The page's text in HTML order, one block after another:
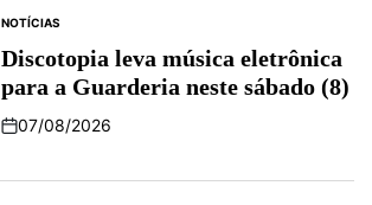
NOTÍCIAS
Discotopia leva música eletrônica
para a Guarderia neste sábado (8)
07/08/2026